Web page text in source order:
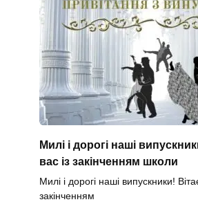
Милі і дорогі наші
вас із закінченням школи
Милі і дорогі наші випускники!
закінченням